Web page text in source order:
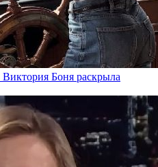
Виктория Боня раскрыла